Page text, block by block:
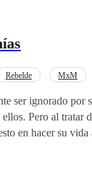
Rebelde MxM
ser ignorado por
un Alfa dominante
aún más miserable. Acompaña
sexualmente